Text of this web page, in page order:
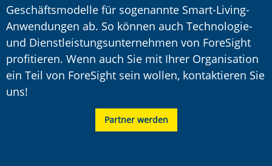
Geschäftsmodelle für sogenannte Smart-Living-
Anwendungen ab. So können auch Technologie-
und Dienstleistungsunternehmen von ForeSight
profitieren. Wenn auch Sie mit Ihrer Organisation
ein Teil von ForeSight sein wollen, kontaktieren Sie
uns!
Partner werden